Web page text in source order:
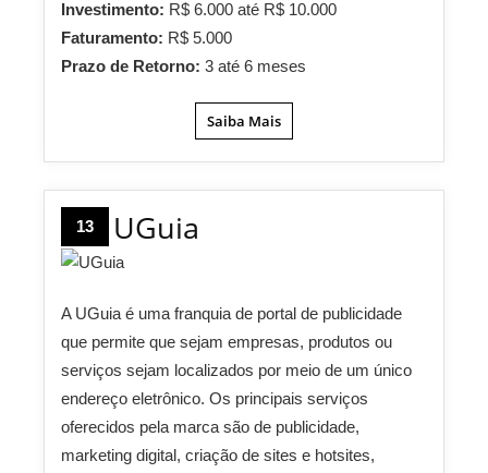
Investimento: R$ 6.000 até R$ 10.000
Faturamento: R$ 5.000
Prazo de Retorno: 3 até 6 meses
Saiba Mais
13 UGuia
A UGuia é uma franquia de portal de publicidade
que permite que sejam empresas, produtos ou
serviços sejam localizados por meio de um único
endereço eletrônico. Os principais serviços
oferecidos pela marca são de publicidade,
marketing digital, criação de sites e hotsites,